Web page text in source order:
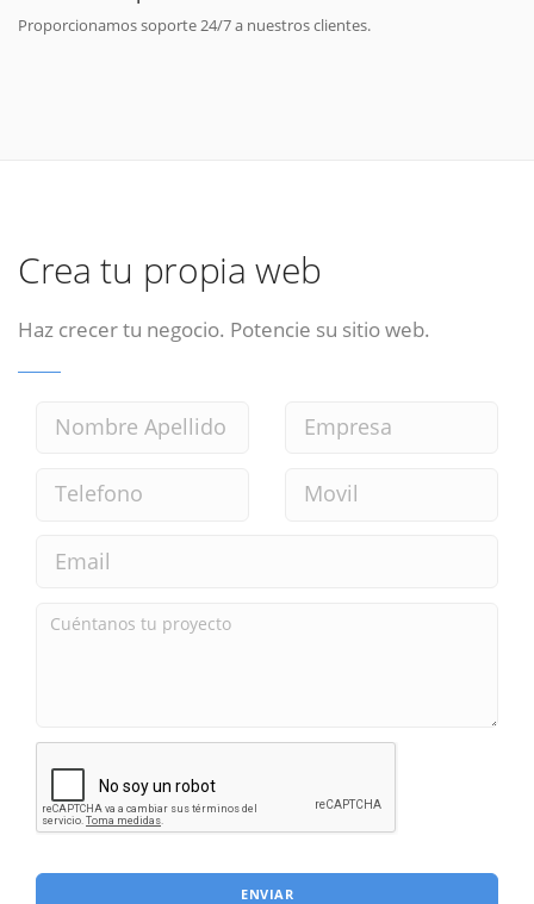
Proporcionamos soporte 24/7 a nuestros clientes.
Crea tu propia web
Haz crecer tu negocio. Potencie su sitio web.
ENVIAR